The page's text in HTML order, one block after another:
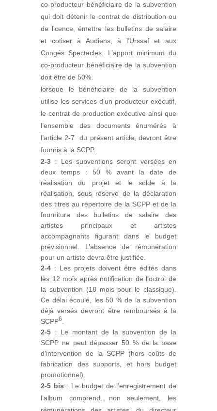
co-producteur bénéficiaire de la subvention
qui doit détenir le contrat de distribution ou
de licence, émettre les bulletins de salaire
et cotiser à Audiens, à l’Urssaf et aux
Congés Spectacles. L’apport minimum du
co-producteur bénéficiaire de la subvention
doit être de 50%.
lorsque le bénéficiaire de la subvention
utilise les services d’un producteur exécutif,
le contrat de production exécutive ainsi que
l’ensemble des documents énumérés à
l’article 2-7 du présent article, devront être
fournis à la SCPP.
2-3 : Les subventions seront versées en
deux temps : 50 % avant la date de
réalisation du projet et le solde à la
réalisation, sous réserve de la déclaration
des titres au répertoire de la SCPP et de la
fourniture des bulletins de salaire des
artistes principaux et artistes
accompagnants figurant dans le budget
prévisionnel. L’absence de rémunération
pour un artiste devra être justifiée.
2-4 : Les projets doivent être édités dans
les 12 mois après notification de l’octroi de
la subvention (18 mois pour le classique).
Ce délai écoulé, les 50 % de la subvention
déjà versés devront être remboursés à la
SCPP6.
2-5 : Le montant de la subvention de la
SCPP ne peut dépasser 50 % de la base
d’intervention de la SCPP (hors coûts de
fabrication des supports, et hors budget
promotionnel).
2-5 bis : Le budget de l’enregistrement de
l’album comprend, non seulement, les